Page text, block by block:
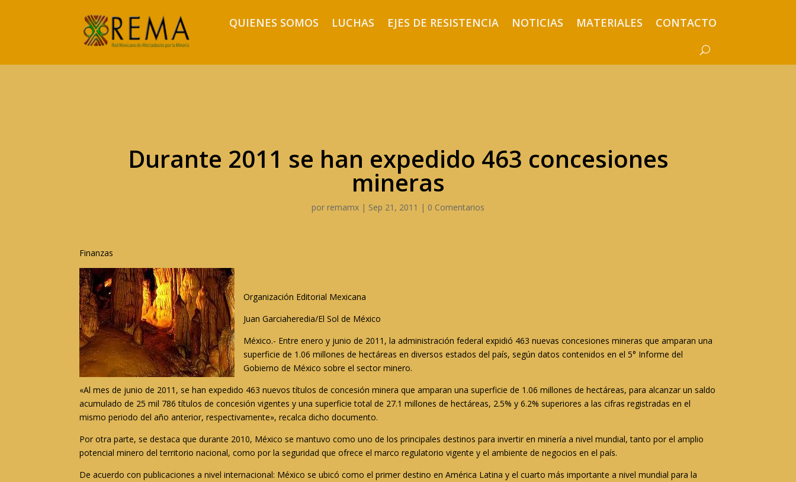
QUIENES SOMOS LUCHAS EJES DE RESISTENCIA NOTICIAS MATERIALES CONTACTO
Durante 2011 se han expedido 463 concesiones
mineras
por remamx | Sep 21, 2011 | 0 Comentarios
Finanzas
Organización Editorial Mexicana
Juan Garciaheredia/El Sol de México
México.- Entre enero y junio de 2011, la administración federal expidió 463 nuevas concesiones mineras que amparan una
superficie de 1.06 millones de hectáreas en diversos estados del país, según datos contenidos en el 5° Informe del
Gobierno de México sobre el sector minero.
«Al mes de junio de 2011, se han expedido 463 nuevos títulos de concesión minera que amparan una superficie de 1.06 millones de hectáreas, para alcanzar un saldo
acumulado de 25 mil 786 títulos de concesión vigentes y una superficie total de 27.1 millones de hectáreas, 2.5% y 6.2% superiores a las cifras registradas en el
mismo periodo del año anterior, respectivamente», recalca dicho documento.
Por otra parte, se destaca que durante 2010, México se mantuvo como uno de los principales destinos para invertir en minería a nivel mundial, tanto por el amplio
potencial minero del territorio nacional, como por la seguridad que ofrece el marco regulatorio vigente y el ambiente de negocios en el país.
De acuerdo con publicaciones a nivel internacional: México se ubicó como el primer destino en América Latina y el cuarto más importante a nivel mundial para la